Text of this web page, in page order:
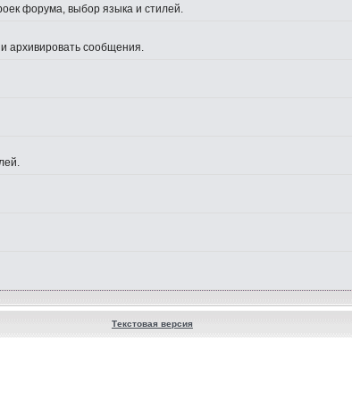
форума, выбор языка и стилей.
архивировать сообщения.
Текстовая версия